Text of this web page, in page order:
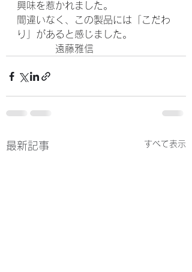
興味を惹かれました。
間違いなく、この製品には「こだわ
り」があると感じました。
遠藤雅信
最新記事 すべて表示